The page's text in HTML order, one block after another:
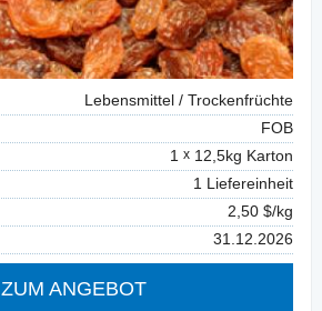
Lebensmittel / Trockenfrüchte
FOB
1
12,5kg Karton
1 Liefereinheit
2,50 $/kg
31.12.2026
ZUM ANGEBOT